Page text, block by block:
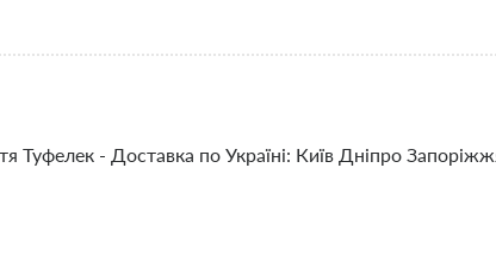
Туфелек - Доставка по Україні: Київ Дніпро